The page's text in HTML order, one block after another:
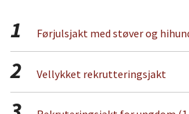
1 Førjulsjakt med støver og
2 Vellykket rekrutteringsjakt